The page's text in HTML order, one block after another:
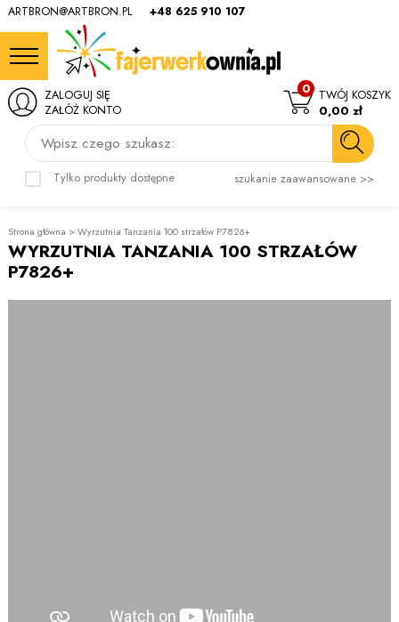
ARTBRON@ARTBRON.PL +48 625 910 107
Wpisz czego szukasz:
Tylko produkty dostępne szukanie zaawansowane >>
ZALOGUJ SIĘ
ZAŁÓŻ KONTO
TWÓJ KOSZYK
0
0,00 zł
Strona główna >Wyrzutnia Tanzania 100 strzałów P7826+
WYRZUTNIA TANZANIA 100 STRZAŁÓW
P7826+